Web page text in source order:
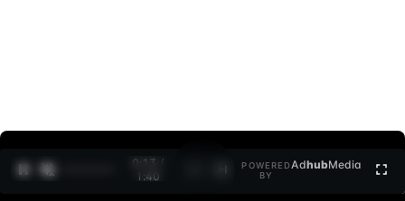
0:13 /
1:40
POWERED
BY
AdhubMedia